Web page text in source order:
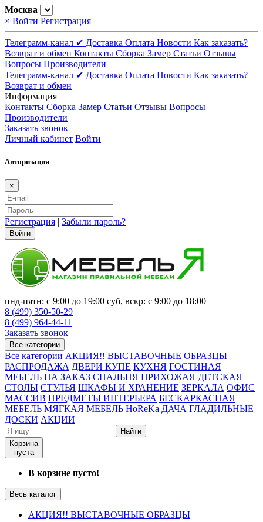
Москва
× Войти Регистрация
Телеграмм-канал ✔ Доставка Оплата Новости Как заказать?
Возврат и обмен Контакты Сборка Замер Статьи Отзывы
Вопросы Производители
Телеграмм-канал ✔ Доставка Оплата Новости Как заказать?
Возврат и обмен
Информация
Контакты Сборка Замер Статьи Отзывы Вопросы
Производители
Заказать звонок
Личный кабинет Войти
Авторизация
×
Регистрация | Забыли пароль?
Войти
пнд-пятн: с 9:00 до 19:00 суб, вскр: с 9:00 до 18:00
8 (499) 350-50-29
8 (499) 964-44-11
Заказать звонок
Все категории
Все категории АКЦИЯ!! ВЫСТАВОЧНЫЕ ОБРАЗЦЫ
РАСПРОДАЖА ДВЕРИ КУПЕ КУХНЯ ГОСТИНАЯ
МЕБЕЛЬ НА ЗАКАЗ СПАЛЬНЯ ПРИХОЖАЯ ДЕТСКАЯ
СТОЛЫ СТУЛЬЯ ШКАФЫ И ХРАНЕНИЕ ЗЕРКАЛА ОФИС
МАССИВ ПРЕДМЕТЫ ИНТЕРЬЕРА БЕСКАРКАСНАЯ
МЕБЕЛЬ МЯГКАЯ МЕБЕЛЬ HoReKa ДАЧА ГЛАДИЛЬНЫЕ
ДОСКИ АКЦИИ
Найти
Корзина
пуста
В корзине пусто!
Весь каталог
АКЦИЯ!! ВЫСТАВОЧНЫЕ ОБРАЗЦЫ